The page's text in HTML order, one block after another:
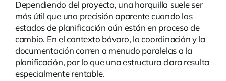
Dependiendo del proyecto, una horquilla suele ser
más útil que una precisión aparente cuando los
estados de planificación aún están en proceso de
cambio. En el contexto bávaro, la coordinación y la
documentación corren a menudo paralelas a la
planificación, por lo que una estructura clara resulta
especialmente rentable.